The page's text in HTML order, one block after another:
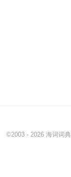
©2003 - 2026 海词词典